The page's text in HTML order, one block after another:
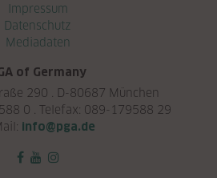
Impressum
Datenschutz
Mediadaten
of Germany
290 . D-80687 München
0 . Telefax: 089-179588 29
info@pga.de